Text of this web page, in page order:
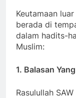
Keutamaan
berada di
dalam hadits-
Muslim:
1. Balasan
Rasulullah